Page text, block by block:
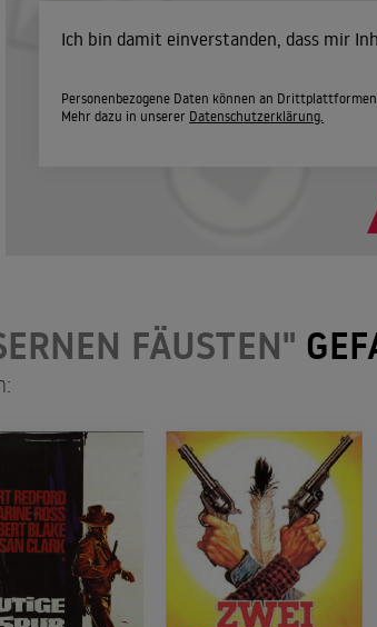
Ich bin damit einverstanden, dass mir
Personenbezogene Daten können an
Mehr dazu in unserer Datenschutzerklärung.
FÄUSTEN"